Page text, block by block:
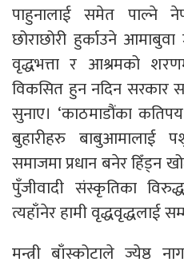
पाहुनालाई समेत पाल्ने
छोराछोरी हुर्काउने आमाबुवा
वृद्धभत्ता र आश्रमको
विकसित हुन नदिन सरकार
सुनाए। ‘काठमाडौंका
बुहारीहरु बाबुआमालाई
समाजमा प्रधान बनेर हिँड्न
पुँजीवादी संस्कृतिका
त्यहाँनेर हामी वृद्धवृद्धलाई
मन्त्री बाँस्कोटाले ज्येष्ठ